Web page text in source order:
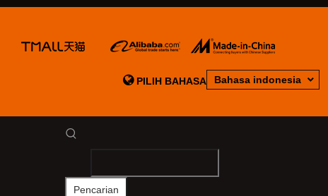
PILIH BAHASA Bahasa indonesia
Pencarian